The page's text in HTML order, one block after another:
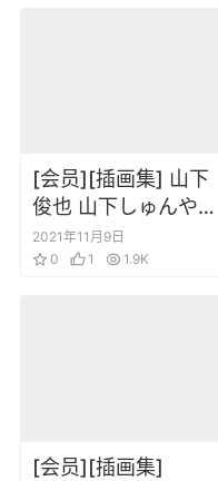
[会员][插画集] 山下
俊也 山下しゅんや作
品集I Sweet Dreams
2021年11月9日
0
1 1.9K
[会员][插画集]